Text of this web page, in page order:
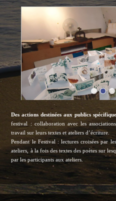
Des actions destinées aux publics
festival : collaboration avec les
travail sur leurs textes et ateliers d’écriture.
Pendant le Festival : lectures croisées par
ateliers, à la fois des textes des poètes sur
par les participants aux ateliers.